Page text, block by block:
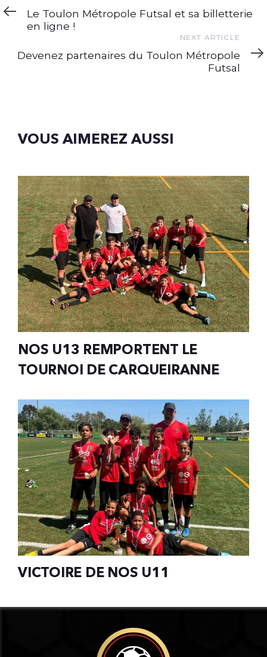
Article
Le Toulon Métropole Futsal et sa billetterie
en ligne !
Article
NEXT ARTICLE
Devenez partenaires du Toulon Métropole
Futsal
VOUS AIMEREZ AUSSI
NOS U13 REMPORTENT LE
TOURNOI DE CARQUEIRANNE
VICTOIRE DE NOS U11